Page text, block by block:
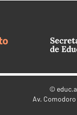
©
Av. Comodoro